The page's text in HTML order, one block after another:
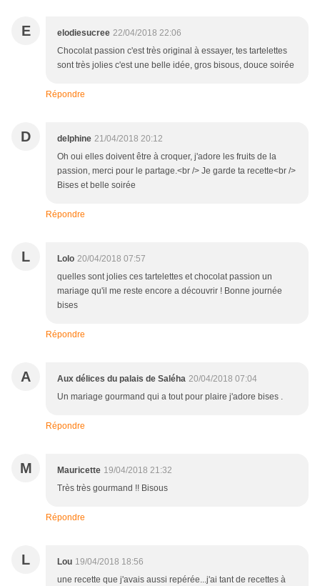
E elodiesucree 22/04/2018 22:06
Chocolat passion c'est très original à essayer, tes tartelettes
sont très jolies c'est une belle idée, gros bisous, douce soirée
Répondre
D delphine 21/04/2018 20:12
Oh oui elles doivent être à croquer, j'adore les fruits de la
passion, merci pour le partage.<br /> Je garde ta recette<br />
Bises et belle soirée
Répondre
L Lolo 20/04/2018 07:57
quelles sont jolies ces tartelettes et chocolat passion un
mariage qu'il me reste encore a découvrir ! Bonne journée
bises
Répondre
A Aux délices du palais de Saléha 20/04/2018 07:04
Un mariage gourmand qui a tout pour plaire j'adore bises .
Répondre
M Mauricette 19/04/2018 21:32
Très très gourmand !! Bisous
Répondre
L Lou 19/04/2018 18:56
une recette que j'avais aussi repérée...j'ai tant de recettes à